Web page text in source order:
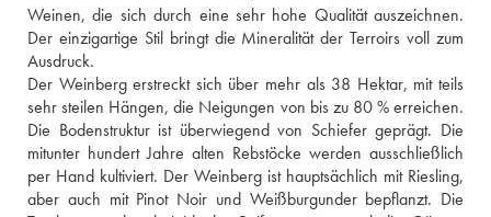
Weinen, die sich durch eine sehr hohe Qualität auszeichnen.
Der einzigartige Stil bringt die Mineralität der Terroirs voll zum
Ausdruck.
Der Weinberg erstreckt sich über mehr als 38 Hektar, mit teils
sehr steilen Hängen, die Neigungen von bis zu 80 % erreichen.
Die Bodenstruktur ist überwiegend von Schiefer geprägt. Die
mitunter hundert Jahre alten Rebstöcke werden ausschließlich
per Hand kultiviert. Der Weinberg ist hauptsächlich mit Riesling,
aber auch mit Pinot Noir und Weißburgunder bepflanzt. Die